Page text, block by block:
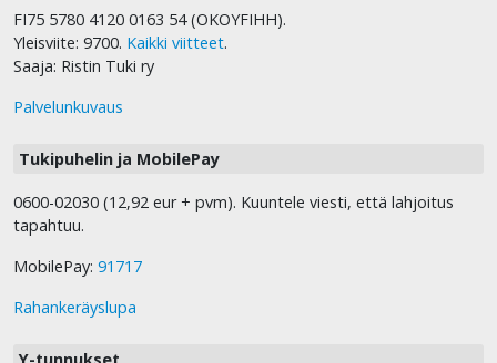
FI75 5780 4120 0163 54 (OKOYFIHH).
Yleisviite: 9700. Kaikki viitteet.
Saaja: Ristin Tuki ry
Palvelunkuvaus
Tukipuhelin ja MobilePay
0600-02030 (12,92 eur + pvm). Kuuntele viesti, että lahjoitus
tapahtuu.
MobilePay: 91717
Rahankeräyslupa